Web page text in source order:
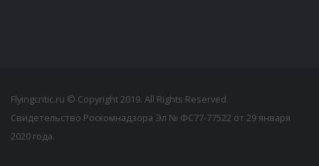
Flyingcritic.ru © Copyright 2019. All Rights Reserved.
Свидетельство Роскомнадзора Эл № ФС77-77522 от 29 января
2020 года.